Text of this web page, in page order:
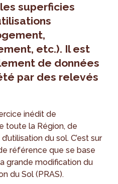
superficies
etc.). Il est
de données
par des relevés
inédit de
toute la Région, de
du sol. C’est sur
référence que se base
grande modification du
du Sol (PRAS).